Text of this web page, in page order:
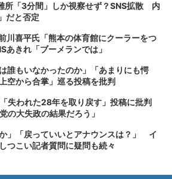
所「3分間」しか視察せず？SNS拡散 内
だと否定
川喜平氏「熊本の体育館にクーラーをつ
あきれ「ブーメランでは」
誰もいなかったのか」「あまりにも愕
空から合掌」巡る投稿を批判
失われた28年を取り戻す」投稿に批判
の大失政の結果だろう」
か」「戻っていいとアナウンスは？」 イ
つこい記者質問に疑問も続々